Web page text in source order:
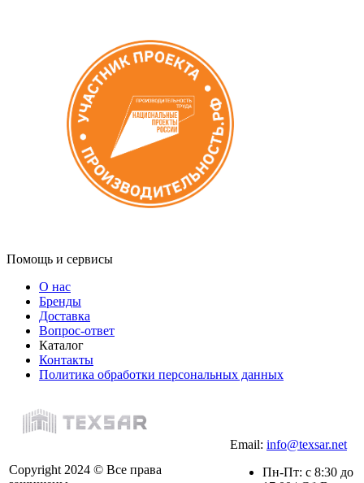
Помощь и сервисы
О нас
Бренды
Доставка
Вопрос-ответ
Каталог
Контакты
Политика обработки персональных данных
Copyright 2024 © Все права
Email: info@texsar.net
Пн-Пт: с 8:30 до